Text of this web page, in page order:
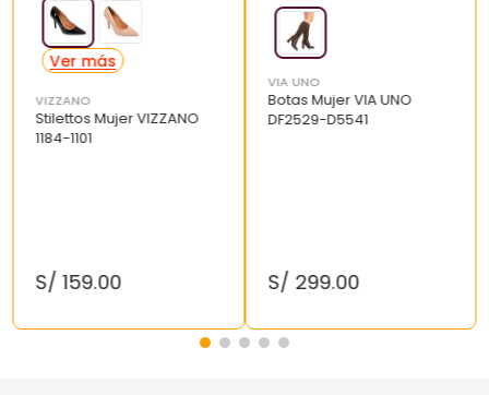
VIZZANO
Stilettos Mujer VIZZANO
1184-1101
S/ 159.00
VIA UNO
Botas Mujer VIA UNO
DF2529-D5541
S/ 299.00